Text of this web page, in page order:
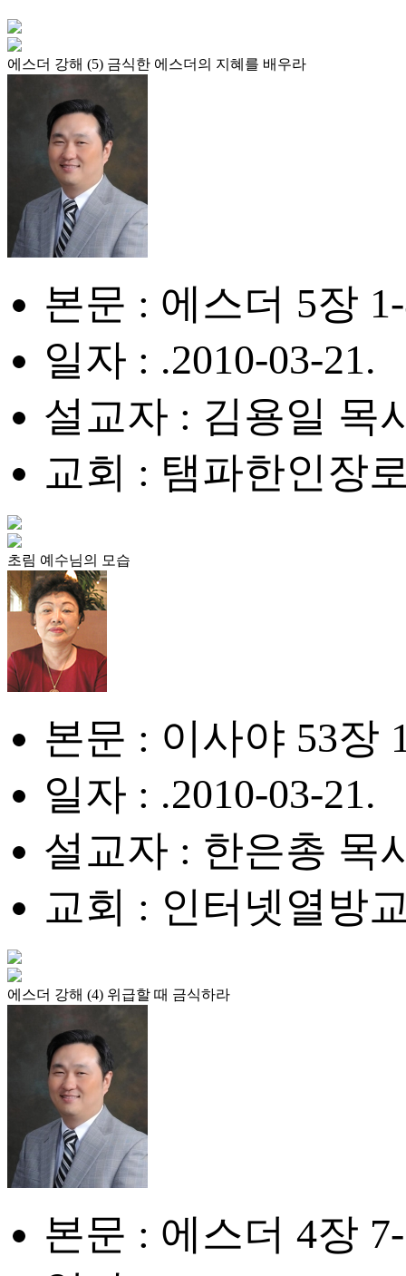
에스더 강해 (5) 금식한 에스더의 지혜를 배우라
본문 : 에스더 5장
일자 : .2010-03-21.
설교자 : 김용일 목
교회 : 탬파한인장
초림 예수님의 모습
본문 : 이사야 53장
일자 : .2010-03-21.
설교자 : 한은총 목
교회 : 인터넷열방
에스더 강해 (4) 위급할 때 금식하라
본문 : 에스더 4장